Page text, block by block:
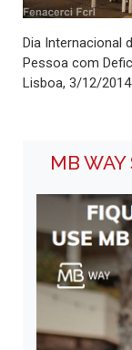
Dia Internacional
Pessoa com
Lisboa, 3/12/2014
MB